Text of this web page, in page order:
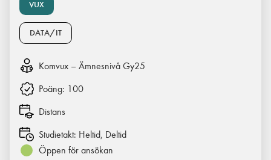
VUX
DATA/IT
Komvux – Ämnesnivå Gy25
Poäng: 100
Distans
Studietakt: Heltid, Deltid
Öppen för ansökan